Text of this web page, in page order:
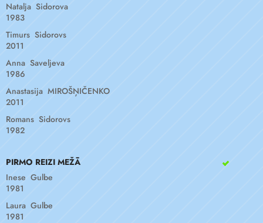
Natalja Sidorova
1983
Timurs Sidorovs
2011
Anna Saveljeva
1986
Anastasija MIROŠŅIČENKO
2011
Romans Sidorovs
1982
PIRMO REIZI MEŽĀ
Inese Gulbe
1981
Laura Gulbe
1981